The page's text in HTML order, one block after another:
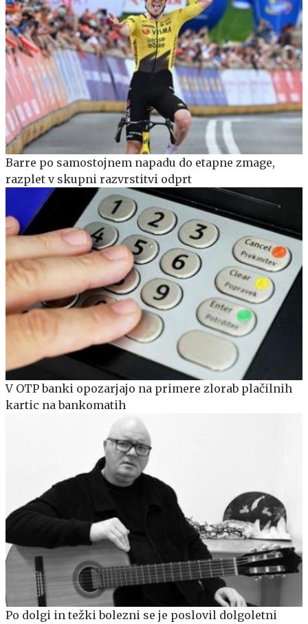
Barre po samostojnem napadu do etapne zmage,
razplet v skupni razvrstitvi odprt
V OTP banki opozarjajo na primere zlorab plačilnih
kartic na bankomatih
Po dolgi in težki bolezni se je poslovil dolgoletni